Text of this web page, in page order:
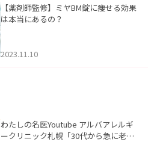
【薬剤師監修】ミヤBM錠に痩せる効果
は本当にあるの？
2023.11.10
わたしの名医Youtube アルバアレルギ
ークリニック札幌「30代から急に老け